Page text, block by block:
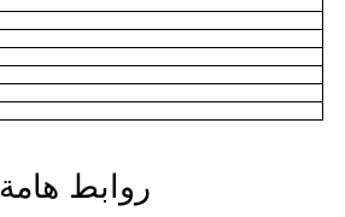
روابط هامة